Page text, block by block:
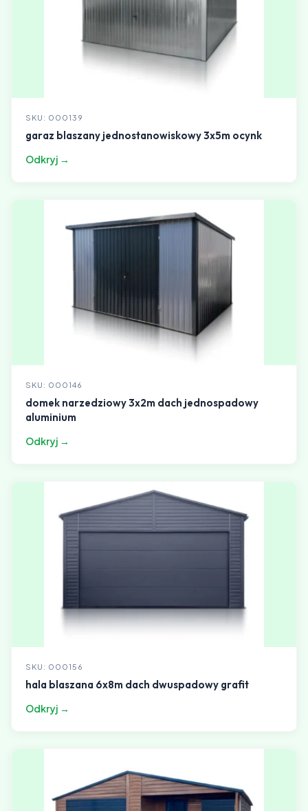
SKU: 000139
garaz blaszany jednostanowiskowy 3x5m ocynk
Odkryj →
SKU: 000146
domek narzedziowy 3x2m dach jednospadowy
aluminium
Odkryj →
SKU: 000156
hala blaszana 6x8m dach dwuspadowy grafit
Odkryj →